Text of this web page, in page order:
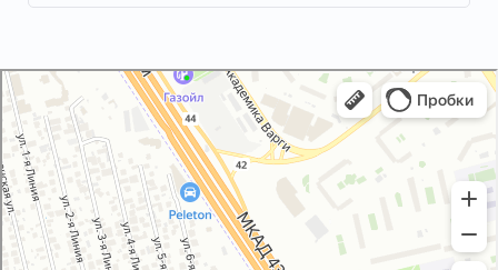
GM-City&VAG-Repair
Автосервис, автотехцентр в Москве
Магазин автозапчастей и автотоваров в Москве